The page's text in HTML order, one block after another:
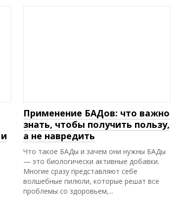
Применение БАДов: что важно
знать, чтобы получить пользу,
а не навредить
Что такое БАДы и зачем они нужны БАДы
— это биологически активные добавки.
Многие сразу представляют себе
волшебные пилюли, которые решат все
проблемы со здоровьем,...